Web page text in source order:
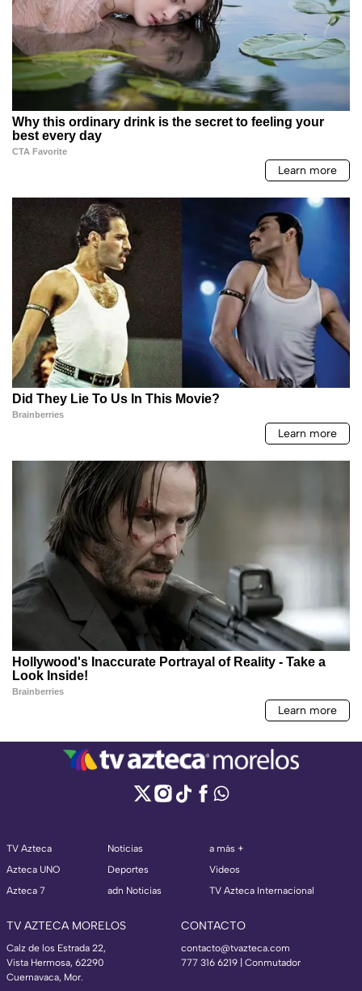
TV Azteca
Azteca UNO
Azteca 7
Noticias
Deportes
adn Noticias
a más +
Videos
TV Azteca Internacional
TV AZTECA MORELOS
Calz de los Estrada 22,
Vista Hermosa, 62290
Cuernavaca, Mor.
CONTACTO
contacto@tvazteca.com
777 316 6219 | Conmutador